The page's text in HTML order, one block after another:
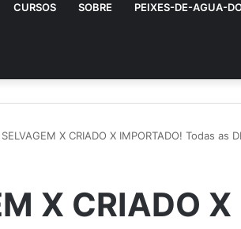
CURSOS SOBRE PEIXES-DE-AGUA-
SELVAGEM X CRIADO X IMPORTADO! Todas as
X CRIADO X